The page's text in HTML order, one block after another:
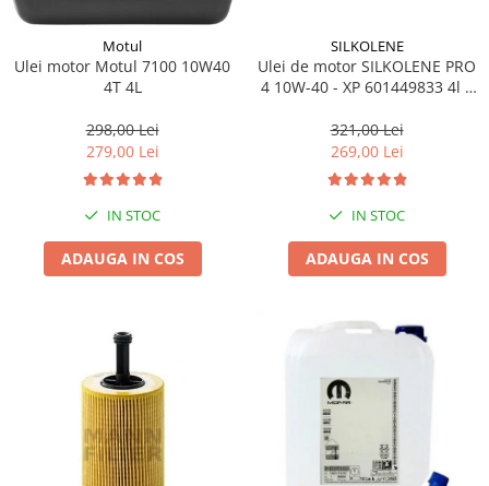
Motul
Ulei motor Motul 7100 10W40
4T 4L
298,00 Lei
279,00 Lei
IN STOC
ADAUGA IN COS
SILKOLENE
Ulei de motor SILKOLENE PRO
4 10W-40 - XP 601449833 4l +
321,00 Lei
269,00 Lei
IN STOC
ADAUGA IN COS